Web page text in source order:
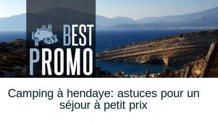
Camping à hendaye: astuces pour un
séjour à petit prix